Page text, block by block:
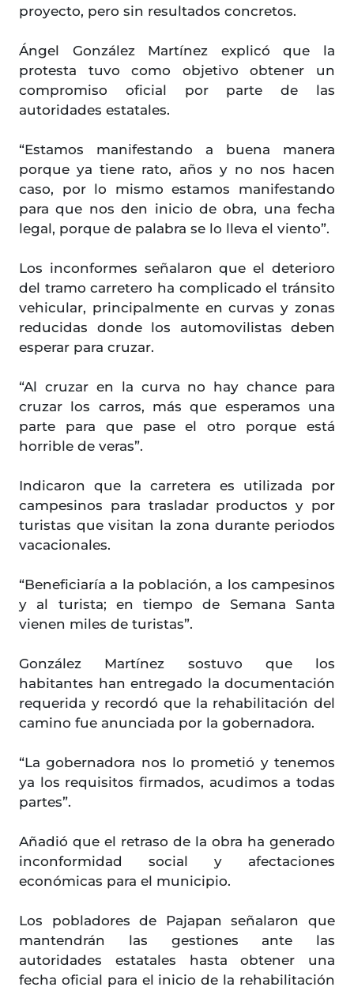
proyecto, pero sin resultados concretos.
Ángel González Martínez explicó que la
protesta tuvo como objetivo obtener un
compromiso oficial por parte de las
autoridades estatales.
“Estamos manifestando a buena manera
porque ya tiene rato, años y no nos hacen
caso, por lo mismo estamos manifestando
para que nos den inicio de obra, una fecha
legal, porque de palabra se lo lleva el viento”.
Los inconformes señalaron que el deterioro
del tramo carretero ha complicado el tránsito
vehicular, principalmente en curvas y zonas
reducidas donde los automovilistas deben
esperar para cruzar.
“Al cruzar en la curva no hay chance para
cruzar los carros, más que esperamos una
parte para que pase el otro porque está
horrible de veras”.
Indicaron que la carretera es utilizada por
campesinos para trasladar productos y por
turistas que visitan la zona durante periodos
vacacionales.
“Beneficiaría a la población, a los campesinos
y al turista; en tiempo de Semana Santa
vienen miles de turistas”.
González Martínez sostuvo que los
habitantes han entregado la documentación
requerida y recordó que la rehabilitación del
camino fue anunciada por la gobernadora.
“La gobernadora nos lo prometió y tenemos
ya los requisitos firmados, acudimos a todas
partes”.
Añadió que el retraso de la obra ha generado
inconformidad social y afectaciones
económicas para el municipio.
Los pobladores de Pajapan señalaron que
mantendrán las gestiones ante las
autoridades estatales hasta obtener una
fecha oficial para el inicio de la rehabilitación